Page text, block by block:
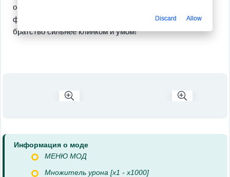
опциональным, а короткие офлайн-миссии дают
фармить ресурсы в метро. Вернись и докажи, что твоё
братство сильнее клинком и умом!
Информация о моде
МЕНЮ МОД
Множитель урона [x1 - x1000]
Discard Allow